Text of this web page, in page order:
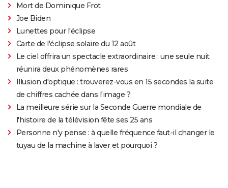
Mort de Dominique Frot
Joe Biden
Lunettes pour l'éclipse
Carte de l'éclipse solaire du 12 août
Le ciel offrira un spectacle extraordinaire : une seule nuit
réunira deux phénomènes rares
Illusion d'optique : trouverez-vous en 15 secondes la suite
de chiffres cachée dans l'image ?
La meilleure série sur la Seconde Guerre mondiale de
l'histoire de la télévision fête ses 25 ans
Personne n'y pense : à quelle fréquence faut-il changer le
tuyau de la machine à laver et pourquoi ?